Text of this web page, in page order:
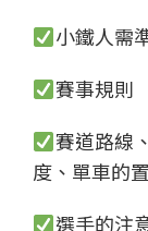
小鐵人需
賽事規則
賽道路線
度、單車的
選手的注